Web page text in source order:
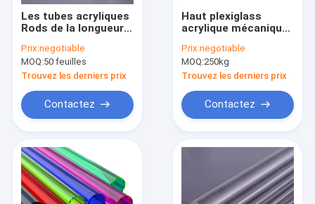
Les tubes acryliques
Rods de la longueur
4mm expulsent Rod
acrylique rond
transparent
Prix:negotiable
MOQ:50 feuilles
Trouvez les derniers prix
Contactez
Haut plexiglass
acrylique mécanique
tubes de couleur de
force et de rigidité
2m
Prix:negotiable
MOQ:250kg
Trouvez les derniers prix
Contactez